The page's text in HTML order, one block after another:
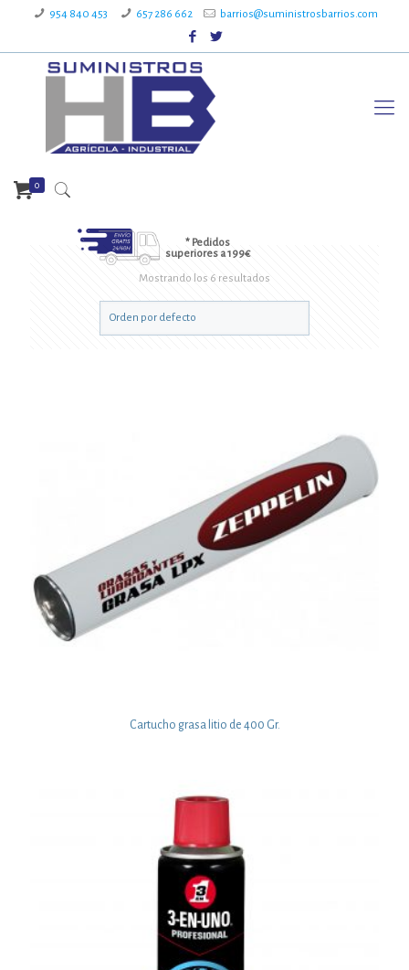
954 840 453 657 286 662 barrios@suministrosbarrios.com
* Pedidos
superiores a 199€
0
Mostrando los 6 resultados
Cartucho grasa litio de 400 Gr.